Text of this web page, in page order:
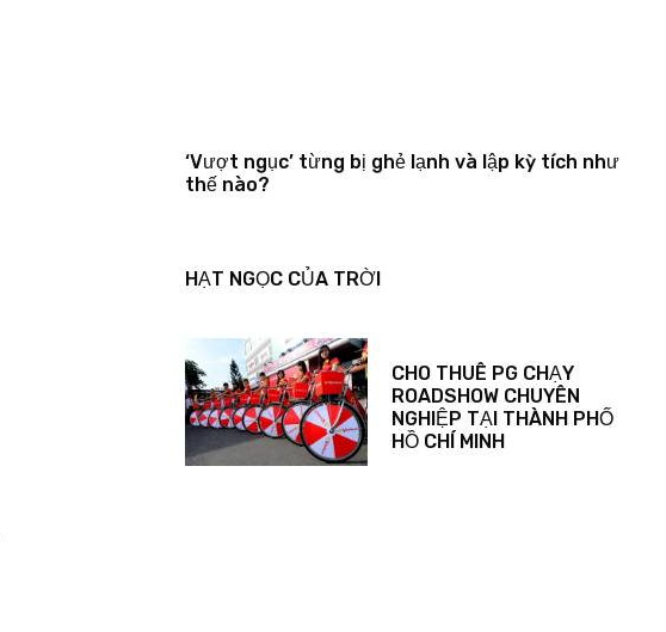
‘Vượt ngục’ từng bị ghẻ lạnh và lập kỳ tích như
thế nào?
HẠT NGỌC CỦA TRỜI
CHO THUÊ PG CHẠY
ROADSHOW CHUYÊN
NGHIỆP TẠI THÀNH PHỐ
HỒ CHÍ MINH